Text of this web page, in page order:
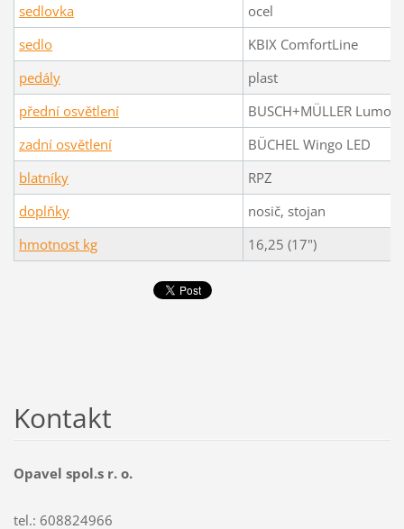
sedlovka
ocel
sedlo
KBIX ComfortLine
pedály
plast
přední osvětlení
BUSCH+MÜLLER
zadní osvětlení
BÜCHEL Wingo LED
blatníky
RPZ
doplňky
nosič, stojan
hmotnost kg
16,25 (17")
Kontakt
Opavel spol.s r. o.
tel.: 608824966